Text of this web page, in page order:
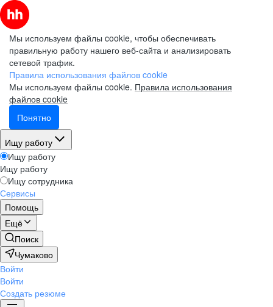
Мы используем файлы cookie, чтобы обеспечивать
правильную работу нашего веб-сайта и анализировать
сетевой трафик.
Правила использования файлов cookie
Мы используем файлы cookie. Правила использования
файлов cookie
Понятно
Ищу работу
Ищу работу
Ищу работу
Ищу сотрудника
Сервисы
Помощь
Ещё
Поиск
Чумаково
Войти
Войти
Создать резюме